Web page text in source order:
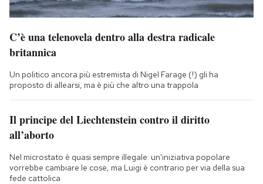
C’è una telenovela dentro alla destra radicale
britannica
Un politico ancora più estremista di Nigel Farage (!) gli ha
proposto di allearsi, ma è più che altro una trappola
Il principe del Liechtenstein contro il diritto
all’aborto
Nel microstato è quasi sempre illegale: un'iniziativa popolare
vorrebbe cambiare le cose, ma Luigi è contrario per via della sua
fede cattolica